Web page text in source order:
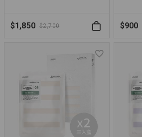
$1,850 $2,700 $900